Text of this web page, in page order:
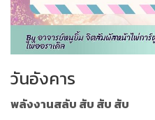
วันอังคาร
พลังงานสลับ สับ สับ สับ